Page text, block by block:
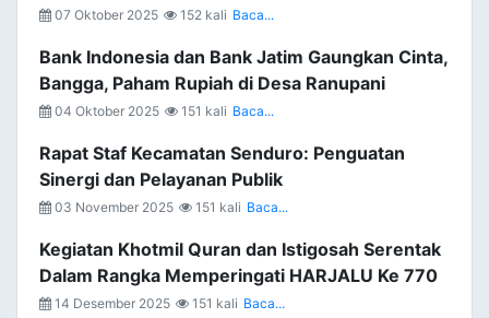
07 Oktober 2025 152 kali Baca...
Bank Indonesia dan Bank Jatim Gaungkan Cinta,
Bangga, Paham Rupiah di Desa Ranupani
04 Oktober 2025 151 kali Baca...
Rapat Staf Kecamatan Senduro: Penguatan
Sinergi dan Pelayanan Publik
03 November 2025 151 kali Baca...
Kegiatan Khotmil Quran dan Istigosah Serentak
Dalam Rangka Memperingati HARJALU Ke 770
14 Desember 2025 151 kali Baca...